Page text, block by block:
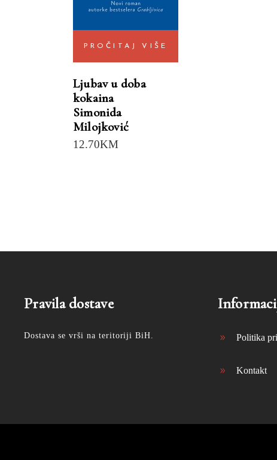
PROČITAJ VIŠE
Ljubav u doba
kokaina
Simonida
Milojković
12.70KM
Pravila dostave
Dostava se vrši na teritoriji BiH. Politika
Kontakt